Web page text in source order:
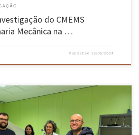
do CMEMS
Mecânica na …
Published 16/05/2024